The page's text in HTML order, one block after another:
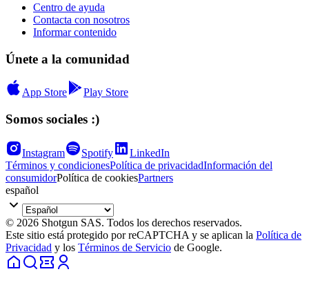
Centro de ayuda
Contacta con nosotros
Informar contenido
Únete a la comunidad
App Store Play Store
Somos sociales :)
Instagram Spotify
LinkedIn
Términos y condicionesPolítica de privacidadInformación del
consumidorPolítica de cookiesPartners
español
© 2026 Shotgun SAS. Todos los derechos reservados.
Este sitio está protegido por reCAPTCHA y se aplican la Política de
Privacidad y los Términos de Servicio de Google.